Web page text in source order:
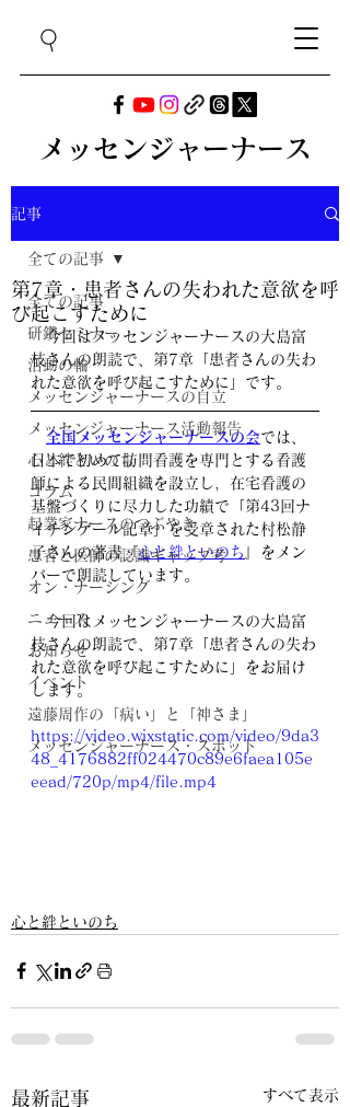
メッセンジャーナース
記事
全ての記事
研鑽セミナー
活動の輪
メッセンジャーナースの自立
メッセンジャーナース活動報告
心と絆といのち
コラム
起業家ナースのつぶやき
患者と医師の認識ギャップ考
オン・ナーシング
ニュース
お知らせ
イベント
遠藤周作の「病い」と「神さま」
メッセンジャーナース・スポット
全ての記事
第7章・患者さんの失われた意欲を呼
び起こすために
今回はメッセンジャーナースの大島富
枝さんの朗読で、第7章「患者さんの失わ
れた意欲を呼び起こすために」です。
全国メッセンジャーナースの会では、
日本で初めて訪問看護を専門とする看護
師による民間組織を設立し，在宅看護の
基盤づくりに尽力した功績で「第43回ナ
イチンゲール記章」を受章された村松静
子さんの著書『心と絆といのち 』をメン
バーで朗読しています。
今回はメッセンジャーナースの大島富
枝さんの朗読で、第7章「患者さんの失わ
れた意欲を呼び起こすために」をお届け
します。
https://video.wixstatic.com/video/9da3
48_4176882ff024470c89e6faea105e
eead/720p/mp4/file.mp4
心と絆といのち
最新記事 すべて表示